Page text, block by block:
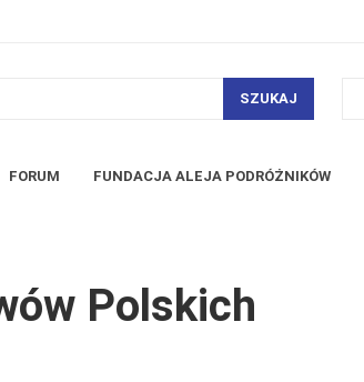
SZUKAJ
FORUM FUNDACJA ALEJA PODRÓŻNIKÓW
Polskich